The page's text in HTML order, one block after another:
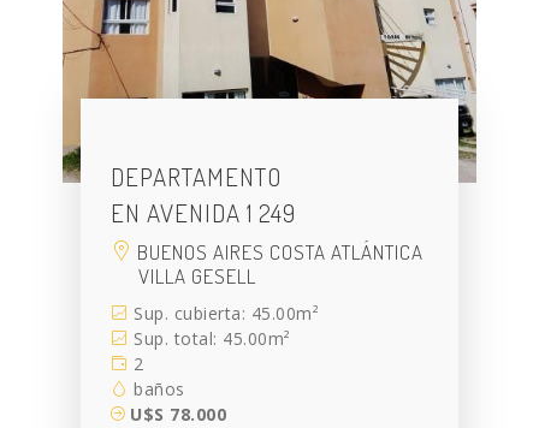
DEPARTAMENTO
EN AVENIDA 1 249
BUENOS AIRES COSTA ATLÁNTICA
VILLA GESELL
Sup. cubierta: 45.00m²
Sup. total: 45.00m²
2
baños
U$S 78.000